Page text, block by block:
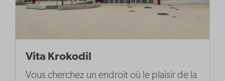
Vita Krokodil
Vous cherchez un endroit où le plaisir de la